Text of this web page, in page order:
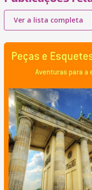
Ver a lista completa